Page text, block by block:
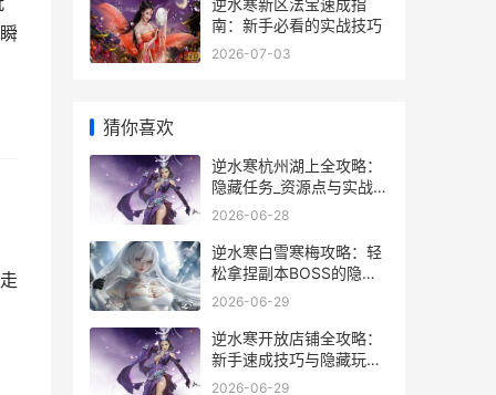
逆水寒新区法宝速成指
南：新手必看的实战技巧
2026-07-03
猜你喜欢
逆水寒杭州湖上全攻略：
隐藏任务_资源点与实战技
巧
2026-06-28
逆水寒白雪寒梅攻略：轻
松拿捏副本BOSS的隐藏
技巧
2026-06-29
逆水寒开放店铺全攻略：
新手速成技巧与隐藏玩法
大揭秘
2026-06-29